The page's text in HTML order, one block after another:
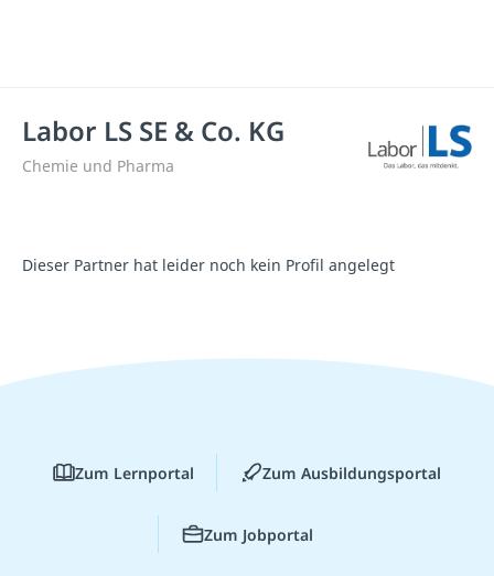
Labor LS SE & Co. KG
Chemie und Pharma
Dieser Partner hat leider noch kein Profil angelegt
Zum Lernportal Zum Ausbildungsportal
Zum Jobportal